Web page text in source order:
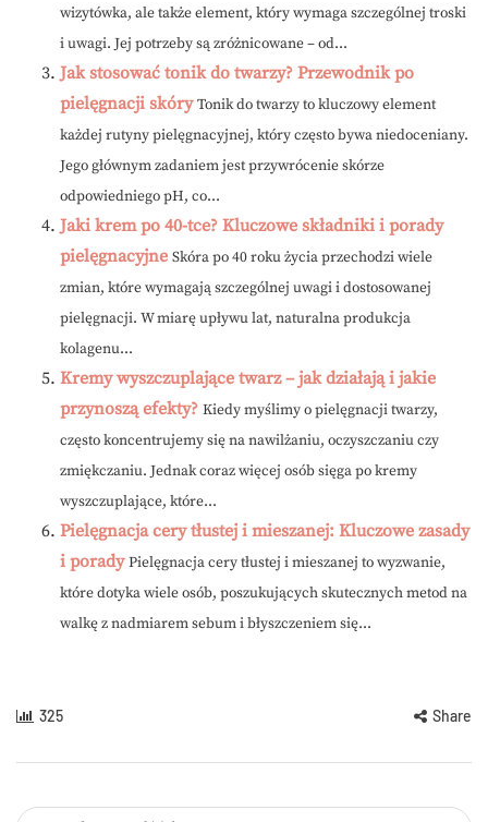
wizytówka, ale także element, który wymaga szczególnej troski
i uwagi. Jej potrzeby są zróżnicowane – od...
Jak stosować tonik do twarzy? Przewodnik po
pielęgnacji skóry Tonik do twarzy to kluczowy element
każdej rutyny pielęgnacyjnej, który często bywa niedoceniany.
Jego głównym zadaniem jest przywrócenie skórze
odpowiedniego pH, co...
Jaki krem po 40-tce? Kluczowe składniki i porady
pielęgnacyjne Skóra po 40 roku życia przechodzi wiele
zmian, które wymagają szczególnej uwagi i dostosowanej
pielęgnacji. W miarę upływu lat, naturalna produkcja
kolagenu...
Kremy wyszczuplające twarz – jak działają i jakie
przynoszą efekty? Kiedy myślimy o pielęgnacji twarzy,
często koncentrujemy się na nawilżaniu, oczyszczaniu czy
zmiękczaniu. Jednak coraz więcej osób sięga po kremy
wyszczuplające, które...
Pielęgnacja cery tłustej i mieszanej: Kluczowe zasady
i porady Pielęgnacja cery tłustej i mieszanej to wyzwanie,
które dotyka wiele osób, poszukujących skutecznych metod na
walkę z nadmiarem sebum i błyszczeniem się...
325 Share